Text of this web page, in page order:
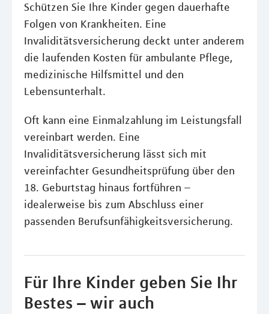
Schützen Sie Ihre Kinder gegen dauerhafte
Folgen von Krankheiten. Eine
Invaliditätsversicherung deckt unter anderem
die laufenden Kosten für ambulante Pflege,
medizinische Hilfsmittel und den
Lebensunterhalt.
Oft kann eine Einmalzahlung im Leistungsfall
vereinbart werden. Eine
Invaliditätsversicherung lässt sich mit
vereinfachter Gesundheitsprüfung über den
18. Geburtstag hinaus fortführen –
idealerweise bis zum Abschluss einer
passenden Berufsunfähigkeitsversicherung.
Für Ihre Kinder geben Sie Ihr
Bestes – wir auch